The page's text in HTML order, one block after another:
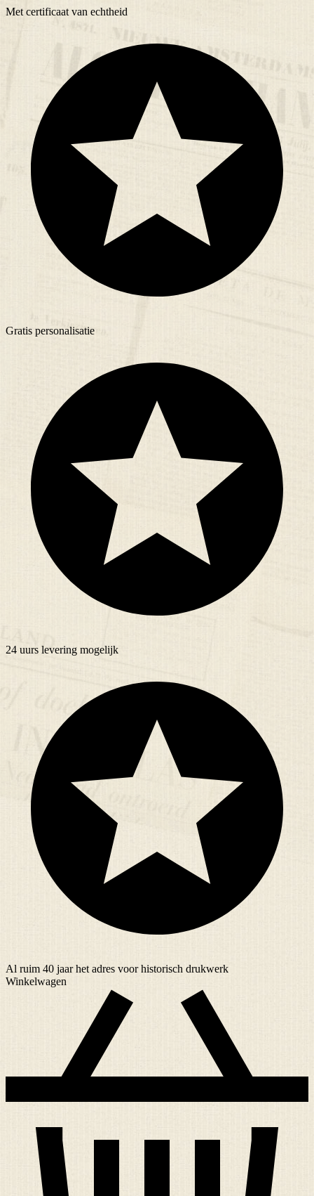
Met certificaat van echtheid
Gratis personalisatie
24 uurs levering mogelijk
Al ruim 40 jaarhet adres voor historisch drukwerk
Winkelwagen